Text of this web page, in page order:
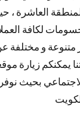
العاشرة ،
لكافة
متنوعة و مختلفة
يمكنكم زيارة
بحيث